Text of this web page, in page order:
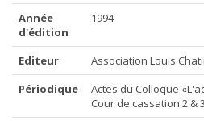
Année
d'édition
1994
Editeur
Association Louis
Périodique
Actes du Colloque
Cour de cassation 2 &